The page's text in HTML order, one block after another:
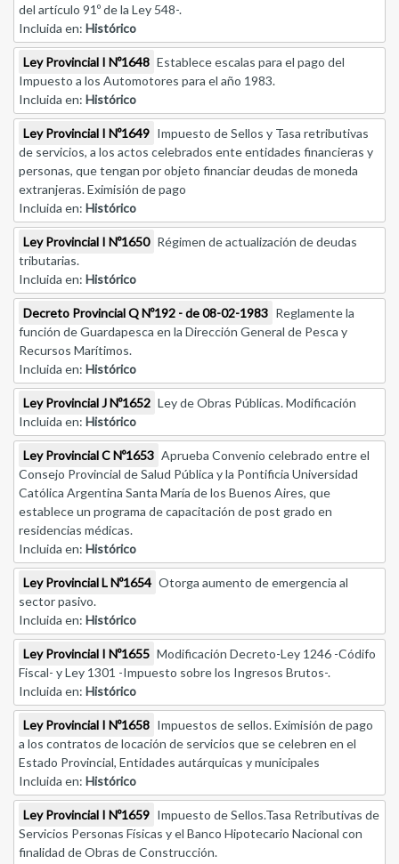
del artículo 91º de la Ley 548-.
Incluida en: Histórico
Ley Provincial I Nº1648 Establece escalas para el pago del
Impuesto a los Automotores para el año 1983.
Incluida en: Histórico
Ley Provincial I Nº1649 Impuesto de Sellos y Tasa retributivas
de servicios, a los actos celebrados ente entidades financieras y
personas, que tengan por objeto financiar deudas de moneda
extranjeras. Eximisión de pago
Incluida en: Histórico
Ley Provincial I Nº1650 Régimen de actualización de deudas
tributarias.
Incluida en: Histórico
Decreto Provincial Q Nº192 - de 08-02-1983 Reglamente la
función de Guardapesca en la Dirección General de Pesca y
Recursos Marítimos.
Incluida en: Histórico
Ley Provincial J Nº1652 Ley de Obras Públicas. Modificación
Incluida en: Histórico
Ley Provincial C Nº1653 Aprueba Convenio celebrado entre el
Consejo Provincial de Salud Pública y la Pontificia Universidad
Católica Argentina Santa María de los Buenos Aires, que
establece un programa de capacitación de post grado en
residencias médicas.
Incluida en: Histórico
Ley Provincial L Nº1654 Otorga aumento de emergencia al
sector pasivo.
Incluida en: Histórico
Ley Provincial I Nº1655 Modificación Decreto-Ley 1246 -Códifo
Fiscal- y Ley 1301 -Impuesto sobre los Ingresos Brutos-.
Incluida en: Histórico
Ley Provincial I Nº1658 Impuestos de sellos. Eximisión de pago
a los contratos de locación de servicios que se celebren en el
Estado Provincial, Entidades autárquicas y municipales
Incluida en: Histórico
Ley Provincial I Nº1659 Impuesto de Sellos.Tasa Retributivas de
Servicios Personas Físicas y el Banco Hipotecario Nacional con
finalidad de Obras de Construcción.